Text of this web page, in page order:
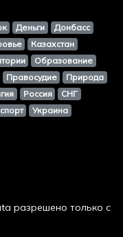
Деньги
Донбасс
Казахстан
Образование
Правосудие
Природа
Россия
СНГ
Украина
разрешено только с